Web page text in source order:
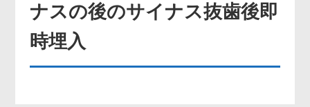
ナスの後のサイナス抜歯後即
時埋入